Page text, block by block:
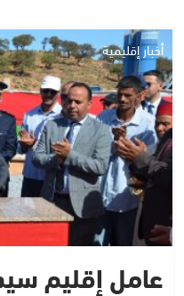
أخبار إقليمية
عامل إقليم